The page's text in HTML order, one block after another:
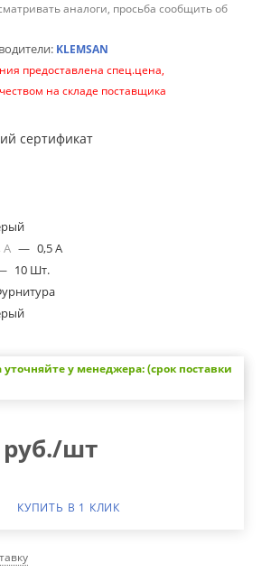
аналоги, просьба сообщить об
KLEMSAN
предоставлена спец.цена,
на складе поставщика
сертификат
А — 0,5 A
10 Шт.
у менеджера: (срок поставки
руб./шт
КУПИТЬ В 1 КЛИК